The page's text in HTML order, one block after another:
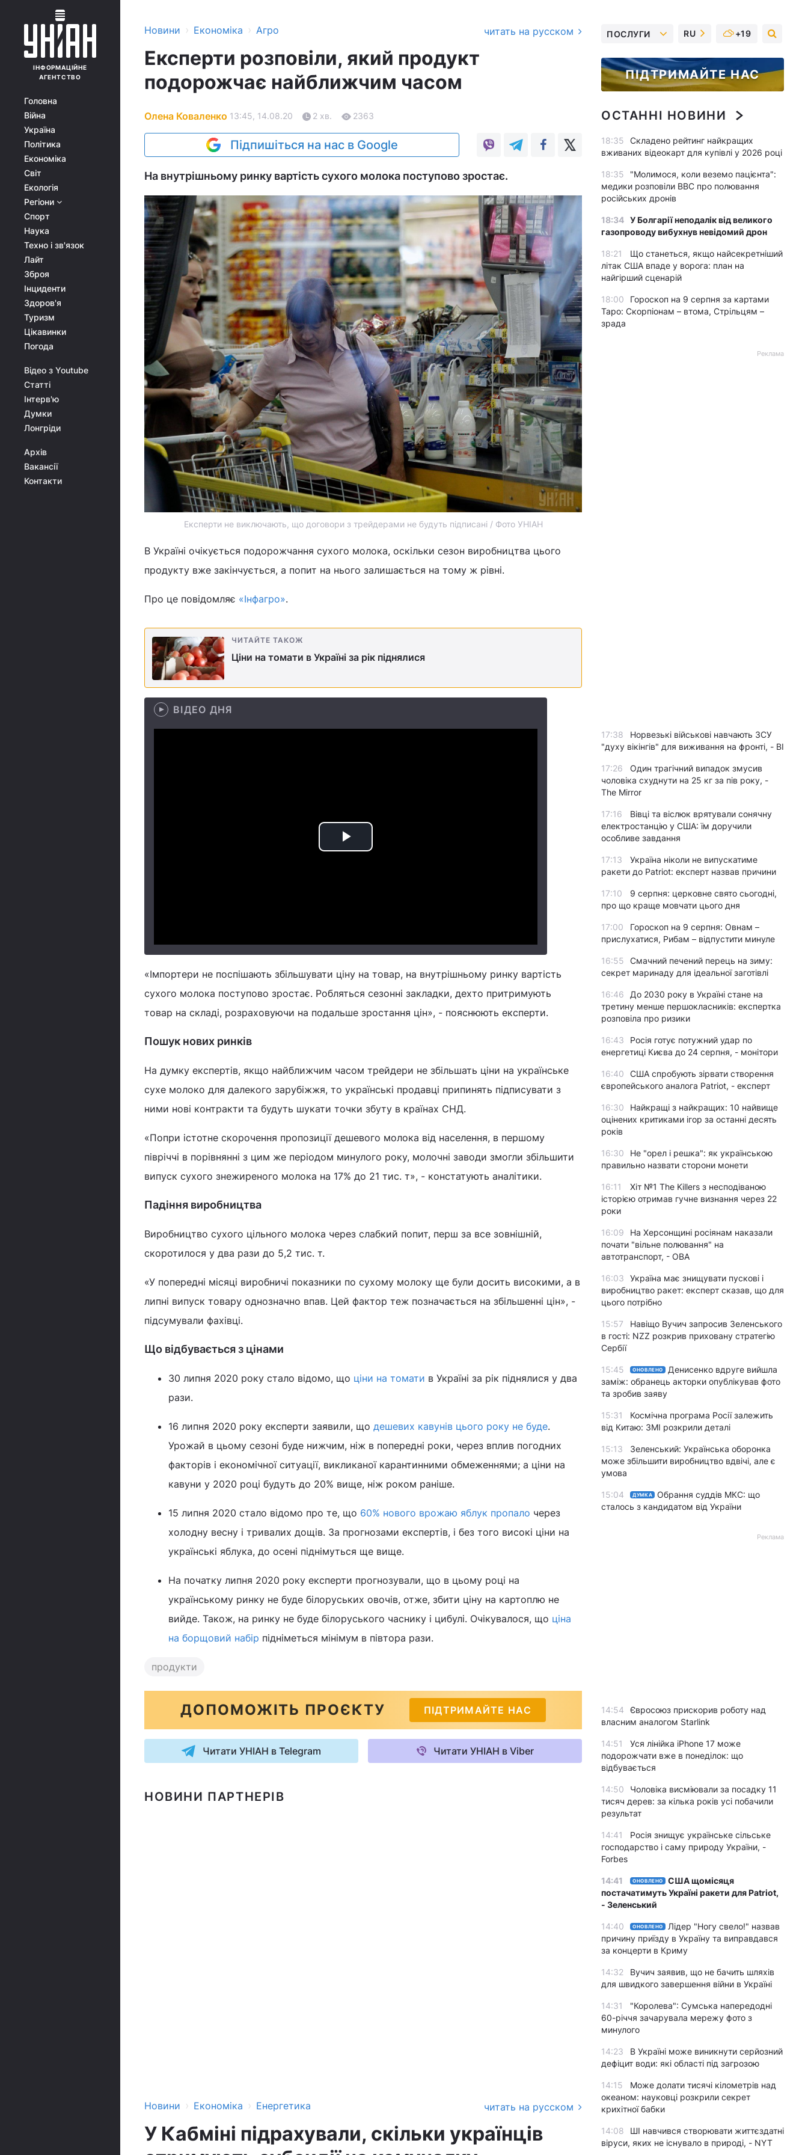
ІНФОРМАЦІЙНЕ
АГЕНТСТВО
Головна
Війна
Україна
Політика
Економіка
Світ
Екологія
Регіони
Спорт
Наука
Техно і зв'язок
Лайт
Зброя
Інциденти
Здоров'я
Туризм
Цікавинки
Погода
Відео з Youtube
Статті
Інтерв'ю
Думки
Лонгріди
Архів
Вакансії
Контакти
Новини › Економіка › Агро читать на русском
Експерти розповіли, який продукт
подорожчає найближчим часом
Олена Коваленко 13:45, 14.08.20 2 хв. 2363
Підпишіться на нас в Google
На внутрішньому ринку вартість сухого молока поступово зростає.
Експерти не виключають, що договори з трейдерами не будуть підписані / Фото УНІАН
В Україні очікується подорожчання сухого молока, оскільки сезон виробництва цього
продукту вже закінчується, а попит на нього залишається на тому ж рівні.
Про це повідомляє «Інфагро».
ЧИТАЙТЕ ТАКОЖ
Ціни на томати в Україні за рік піднялися
ВІДЕО ДНЯ
Play
«Імпортери не поспішають збільшувати ціну на товар, на внутрішньому ринку вартість
сухого молока поступово зростає. Робляться сезонні закладки, дехто притримують
товар на складі, розраховуючи на подальше зростання цін», - пояснюють експерти.
Пошук нових ринків
На думку експертів, якщо найближчим часом трейдери не збільшать ціни на українське
сухе молоко для далекого зарубіжжя, то українські продавці припинять підписувати з
ними нові контракти та будуть шукати точки збуту в країнах СНД.
«Попри істотне скорочення пропозиції дешевого молока від населення, в першому
півріччі в порівнянні з цим же періодом минулого року, молочні заводи змогли збільшити
випуск сухого знежиреного молока на 17% до 21 тис. т», - констатують аналітики.
Падіння виробництва
Виробництво сухого цільного молока через слабкий попит, перш за все зовнішній,
скоротилося у два рази до 5,2 тис. т.
«У попередні місяці виробничі показники по сухому молоку ще були досить високими, а в
липні випуск товару однозначно впав. Цей фактор теж позначається на збільшенні цін», -
підсумували фахівці.
Що відбувається з цінами
30 липня 2020 року стало відомо, що ціни на томати в Україні за рік піднялися у два
рази.
16 липня 2020 року експерти заявили, що дешевих кавунів цього року не буде.
Урожай в цьому сезоні буде нижчим, ніж в попередні роки, через вплив погодних
факторів і економічної ситуації, викликаної карантинними обмеженнями; а ціни на
кавуни у 2020 році будуть до 20% вище, ніж роком раніше.
15 липня 2020 стало відомо про те, що 60% нового врожаю яблук пропало через
холодну весну і тривалих дощів. За прогнозами експертів, і без того високі ціни на
українські яблука, до осені піднімуться ще вище.
На початку липня 2020 року експерти прогнозували, що в цьому році на
українському ринку не буде білоруських овочів, отже, збити ціну на картоплю не
вийде. Також, на ринку не буде білоруського часнику і цибулі. Очікувалося, що ціна
на борщовий набір підніметься мінімум в півтора рази.
продукти
ДОПОМОЖІТЬ ПРОЄКТУ ПІДТРИМАЙТЕ НАС
Читати УНІАН в Telegram Читати УНІАН в Viber
НОВИНИ ПАРТНЕРІВ
Новини › Економіка › Енергетика читать на русском
У Кабміні підрахували, скільки українців
ПОСЛУГИ RU +19
ПІДТРИМАЙТЕ НАС
ОСТАННІ НОВИНИ
18:35
Складено рейтинг найкращих
вживаних відеокарт для купівлі у 2026 році
18:35
"Молимося, коли веземо пацієнта":
медики розповіли BBC про полювання
російських дронів
18:34 У Болгарії неподалік від великого
газопроводу вибухнув невідомий дрон
18:21
Що станеться, якщо найсекретніший
літак США впаде у ворога: план на
найгірший сценарій
18:00
Гороскоп на 9 серпня за картами
Таро: Скорпіонам – втома, Стрільцям –
зрада
Реклама
17:38
Норвезькі військові навчають ЗСУ
"духу вікінгів" для виживання на фронті, - BI
17:26
Один трагічний випадок змусив
чоловіка схуднути на 25 кг за пів року, -
The Mirror
17:16
Вівці та віслюк врятували сонячну
електростанцію у США: їм доручили
особливе завдання
17:13
Україна ніколи не випускатиме
ракети до Patriot: експерт назвав причини
17:10
9 серпня: церковне свято сьогодні,
про що краще мовчати цього дня
17:00
Гороскоп на 9 серпня: Овнам –
прислухатися, Рибам – відпустити минуле
16:55
Смачний печений перець на зиму:
секрет маринаду для ідеальної заготівлі
16:46
До 2030 року в Україні стане на
третину менше першокласників: експертка
розповіла про ризики
16:43
Росія готує потужний удар по
енергетиці Києва до 24 серпня, - монітори
16:40
США спробують зірвати створення
європейського аналога Patriot, - експерт
16:30
Найкращі з найкращих: 10 найвище
оцінених критиками ігор за останні десять
років
16:30
Не "орел і решка": як українською
правильно назвати сторони монети
16:11
Хіт №1 The Killers з несподіваною
історією отримав гучне визнання через 22
роки
16:09
На Херсонщині росіянам наказали
почати "вільне полювання" на
автотранспорт, - ОВА
16:03
Україна має знищувати пускові і
виробництво ракет: експерт сказав, що для
цього потрібно
15:57
Навіщо Вучич запросив Зеленського
в гості: NZZ розкрив приховану стратегію
Сербії
15:45 ОНОВЛЕНО
Денисенко вдруге вийшла
заміж: обранець акторки опублікував фото
та зробив заяву
15:31
Космічна програма Росії залежить
від Китаю: ЗМІ розкрили деталі
15:13
Зеленський: Українська оборонка
може збільшити виробництво вдвічі, але є
умова
15:04 ДУМКА
Обрання суддів МКС: що
сталось з кандидатом від України
Реклама
14:54
Євросоюз прискорив роботу над
власним аналогом Starlink
14:51
Уся лінійка iPhone 17 може
подорожчати вже в понеділок: що
відбувається
14:50
Чоловіка висміювали за посадку 11
тисяч дерев: за кілька років усі побачили
результат
14:41
Росія знищує українське сільське
господарство і саму природу України, -
Forbes
14:41 ОНОВЛЕНО
США щомісяця
постачатимуть Україні ракети для Patriot,
- Зеленський
14:40 ОНОВЛЕНО
Лідер "Ногу свело!" назвав
причину приїзду в Україну та виправдався
за концерти в Криму
14:32
Вучич заявив, що не бачить шляхів
для швидкого завершення війни в Україні
14:31
"Королева": Сумська напередодні
60-річчя зачарувала мережу фото з
минулого
14:23
В Україні може виникнути серйозний
дефіцит води: які області під загрозою
14:15
Може долати тисячі кілометрів над
океаном: науковці розкрили секрет
крихітної бабки
14:08
ШІ навчився створювати життєздатні
віруси, яких не існувало в природі, - NYT